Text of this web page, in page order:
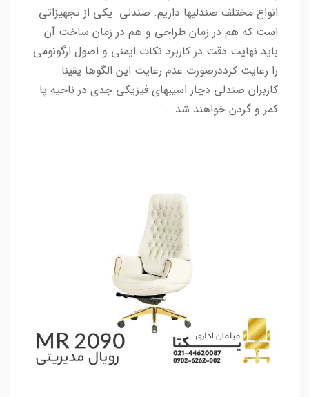
انواع مختلف صندلیها داریم. صندلی یکی از تجهیزاتی
است که هم در زمان طراحی و هم در زمان ساخت آن
باید نهایت دقت در کاربرد نکات ایمنی و اصول ارگونومی
را رعایت کرددرصورت عدم رعایت این الگوها یقینا
کاربران صندلی دچار اسیبهای فیزیکی جدی در ناحیه پا
کمر و گردن خواهند شد .